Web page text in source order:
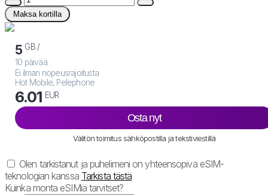
Maksa kortilla
5 GB /
10 päivää
Ei ilman nopeusrajoitusta
Hot Mobile, Pelephone
6.01 EUR
Osta nyt
Välitön toimitus sähköpostilla ja tekstiviestillä
Olen tarkistanut ja puhelimeni on yhteensopiva eSIM-
teknologian kanssa Tarkista tästä
Kuinka monta eSIMiä tarvitset?